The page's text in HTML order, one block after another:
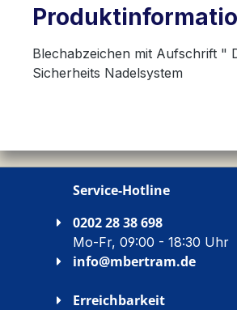
Blechabzeichen mit Aufschrift "
Sicherheits Nadelsystem
Service-Hotline
0202 28 38 698
Mo-Fr, 09:00 - 18:30 Uhr
info@mbertram.de
Erreichbarkeit